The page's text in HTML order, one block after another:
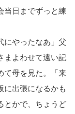
当日までずっと練
にやったなあ」父
まよわせて遠い記
て母を見た。「来
に出張になるかも
とかで、ちょうど